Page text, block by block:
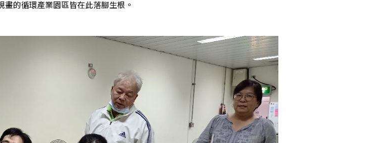
的循環產業園區皆在此落腳生根。